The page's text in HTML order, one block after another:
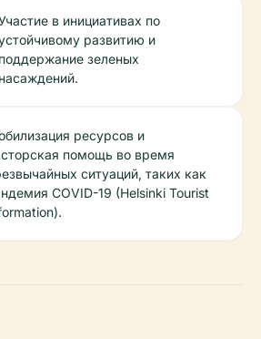
в инициативах по
развитию и
поддержание зеленых
насаждений.
ресурсов и
помощь во время
ситуаций, таких как
COVID-19 (Helsinki Tourist